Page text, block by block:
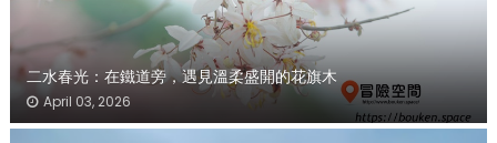
二水春光：在鐵道旁，遇見溫柔盛開的花旗木
April 03, 2026